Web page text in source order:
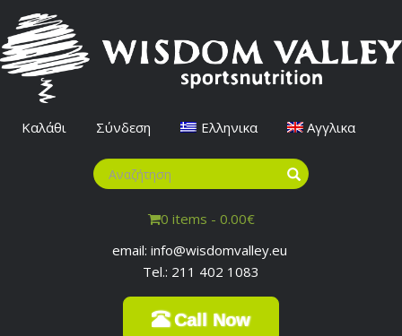
Καλάθι Σύνδεση Ελληνικα Αγγλικα
0 items - 0.00€
email: info@wisdomvalley.eu
Tel.: 211 402 1083
Call Now